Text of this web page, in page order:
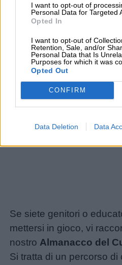
I want to opt-out of
Personal Data for Targeted
Opted In
I want to opt-out of
Retention, Sale, and/or
Personal Data that Is
Purposes for which it was
Opted Out
CONFIRM
Data Deletion Data
Chi
siamo
Contatti
Privacy
policy
Se siete genitori o
mettersi in gioco, vi
nostro Almanacco del
Si tratta di un percorso